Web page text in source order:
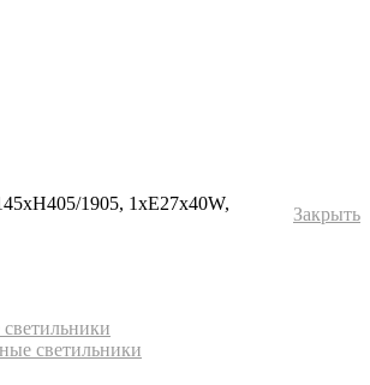
1905, 1xE27x40W,
Закрыть
светильники